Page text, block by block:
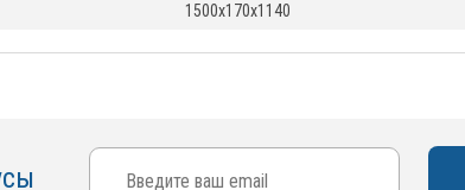
1500х170х1140